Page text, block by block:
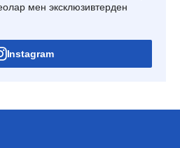
мен эксклюзивтерден
Instagram